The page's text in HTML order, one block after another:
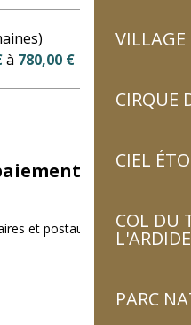
CIRQUE
CIEL
COL DU
PARC
à 780,00 €
et postaux